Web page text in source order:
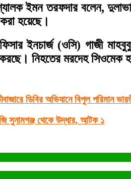
ইমন তরফদার বলেন,
হয়েছে।
ইনচার্জ (ওসি) গাজী
নিহতের মরদেহ সিওমেক
ডিবির অভিযানে বিপুল পরিমান
সুনামগঞ্জ থেকে উদ্ধার, আটক ১